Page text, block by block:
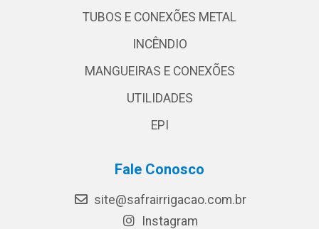
TUBOS E CONEXÕES METAL
INCÊNDIO
MANGUEIRAS E CONEXÕES
UTILIDADES
EPI
Fale Conosco
site@safrairrigacao.com.br
Instagram